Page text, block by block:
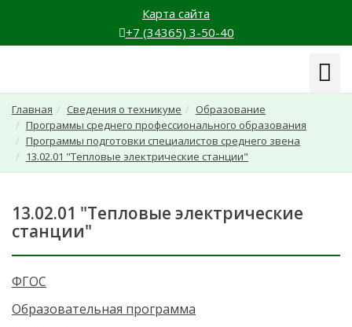
Карта сайта
+7 (34365) 3-50-40
Главная Сведения о техникуме
Образование
Программы среднего профессионального образования
Программы подготовки специалистов среднего звена
13.02.01 "Тепловые электрические станции"
13.02.01 "Тепловые электрические
станции"
ФГОС
Образовательная программа